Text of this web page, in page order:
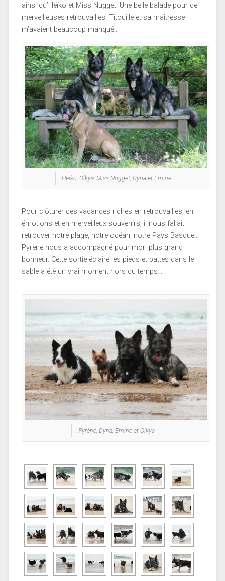
ainsi qu’Heïko et Miss Nugget. Une belle balade pour de
merveilleuses retrouvailles. Titouille et sa maîtresse
m’avaient beaucoup manqué…
Heïko, Olkya, Miss Nugget, Dyna et Emine
Pour clôturer ces vacances riches en retrouvailles, en
émotions et en merveilleux souvenirs, il nous fallait
retrouver notre plage, notre océan, notre Pays Basque…
Pyrène nous a accompagné pour mon plus grand
bonheur. Cette sortie éclaire les pieds et pattes dans le
sable a été un vrai moment hors du temps…
Pyrène, Dyna, Emine et Olkya